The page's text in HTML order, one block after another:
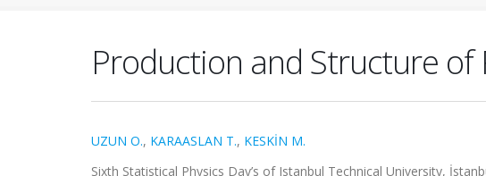
Production and Structure of
UZUN O., KARAASLAN T., KESKİN M.
Sixth Statistical Physics Day’s of Istanbul Technical University,